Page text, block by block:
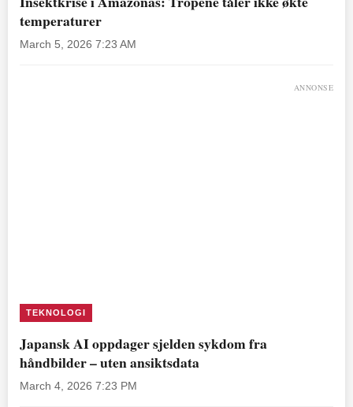
temperaturer
March 5, 2026 7:23 AM
ANNONSE
TEKNOLOGI
Japansk AI oppdager sjelden sykdom fra
håndbilder – uten ansiktsdata
March 4, 2026 7:23 PM